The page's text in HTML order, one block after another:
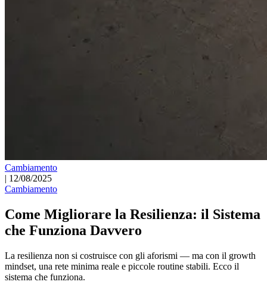
Cambiamento
| 12/08/2025
Cambiamento
Come Migliorare la Resilienza: il Sistema
che Funziona Davvero
La resilienza non si costruisce con gli aforismi — ma con il growth
mindset, una rete minima reale e piccole routine stabili. Ecco il
sistema che funziona.